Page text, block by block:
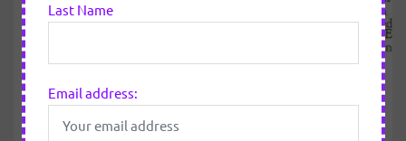
26 IANUARIE 2019
Last Name
Email address: